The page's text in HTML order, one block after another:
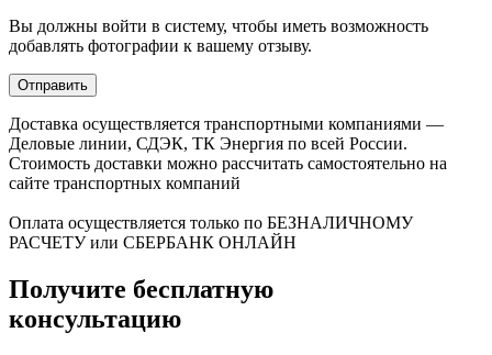
Вы должны войти в систему, чтобы иметь возможность
добавлять фотографии к вашему отзыву.
Доставка осуществляется транспортными компаниями —
Деловые линии, СДЭК, ТК Энергия по всей России.
Стоимость доставки можно рассчитать самостоятельно на
сайте транспортных компаний
Оплата осуществляется только по БЕЗНАЛИЧНОМУ
РАСЧЕТУ или СБЕРБАНК ОНЛАЙН
Получите бесплатную
консультацию